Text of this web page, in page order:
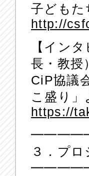
子どもた
http://
【イン
長・教授
CiP協議
こ盛り」
https://
３．プ